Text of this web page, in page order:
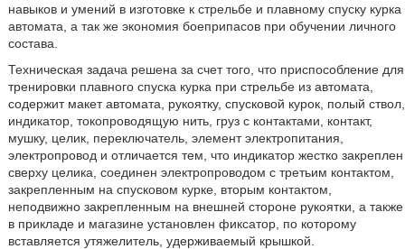
навыков и умений в изготовке к стрельбе и плавному спуску курка
автомата, а так же экономия боеприпасов при обучении личного
состава.
Техническая задача решена за счет того, что приспособление для
тренировки плавного спуска курка при стрельбе из автомата,
содержит макет автомата, рукоятку, спусковой курок, полый ствол,
индикатор, токопроводящую нить, груз с контактами, контакт,
мушку, целик, переключатель, элемент электропитания,
электропровод и отличается тем, что индикатор жестко закреплен
сверху целика, соединен электропроводом с третьим контактом,
закрепленным на спусковом курке, вторым контактом,
неподвижно закрепленным на внешней стороне рукоятки, а также
в прикладе и магазине установлен фиксатор, по которому
вставляется утяжелитель, удерживаемый крышкой.